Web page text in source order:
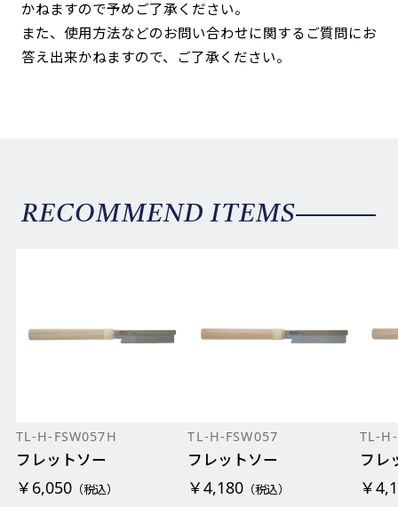
かねますので予めご了承ください。
また、使用方法などのお問い合わせに関するご質問にお
答え出来かねますので、ご了承ください。
RECOMMEND ITEMS
TL-H-FSW057H
フレットソー
￥6,050（税込）
TL-H-FSW057
フレットソー
￥4,180 （税込）
TL-
フレ
￥